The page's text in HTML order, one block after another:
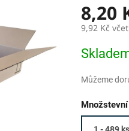
8,20
9,92 Kč
cena:
Můžeme